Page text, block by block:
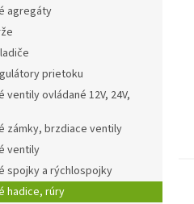
agregáty
prietoku
ventily ovládané 12V, 24V,
zámky, brzdiace ventily
ventily
spojky a rýchlospojky
hadice, rúry